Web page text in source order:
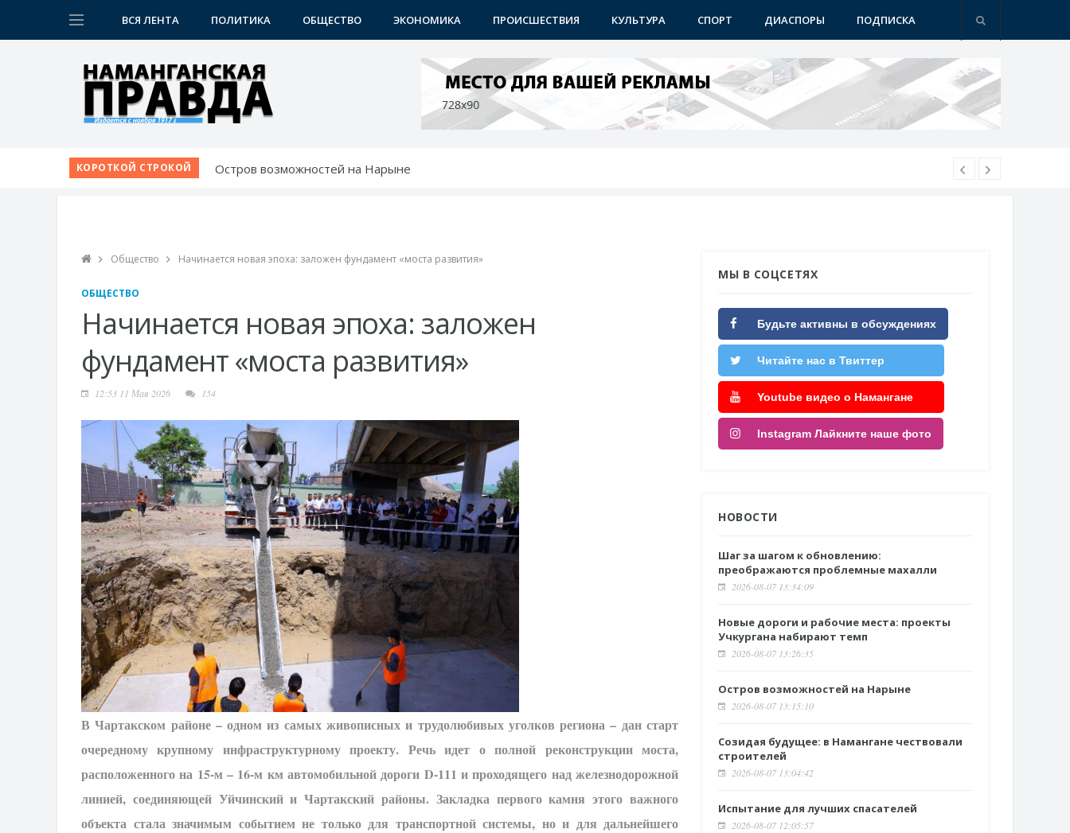
ВСЯ ЛЕНТА ПОЛИТИКА ОБЩЕСТВО ЭКОНОМИКА ПРОИСШЕСТВИЯ КУЛЬТУРА СПОРТ ДИАСПОРЫ ПОДПИСКА
КОРОТКОЙ СТРОКОЙ
Остров возможностей на Нарыне
Новые дороги и рабочие места: проекты Учкургана набирают темп
Общество Начинается новая эпоха: заложен фундамент «моста развития»
ОБЩЕСТВО
Начинается новая эпоха: заложен
фундамент «моста развития»
12:53 11 Мая 2026 154
В Чартакском районе – одном из самых живописных и трудолюбивых уголков региона – дан старт
очередному крупному инфраструктурному проекту. Речь идет о полной реконструкции моста,
расположенного на 15-м – 16-м км автомобильной дороги D-111 и проходящего над железнодорожной
линией, соединяющей Уйчинский и Чартакский районы. Закладка первого камня этого важного
объекта стала значимым событием не только для транспортной системы, но и для дальнейшего
МЫ В СОЦСЕТЯХ
Будьте активны в обсуждениях
Читайте нас в Твиттер
Youtube видео о Намангане
Instagram Лайкните наше фото
НОВОСТИ
Шаг за шагом к обновлению:
преображаются проблемные махалли
2026-08-07 13:34:09
Новые дороги и рабочие места: проекты
Учкургана набирают темп
2026-08-07 13:26:35
Остров возможностей на Нарыне
2026-08-07 13:15:10
Созидая будущее: в Намангане чествовали
строителей
2026-08-07 13:04:42
Испытание для лучших спасателей
2026-08-07 12:05:57